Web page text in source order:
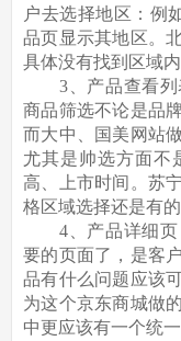
户去选择地区：例
品页显示其地区。
具体没有找到区域
3、产品查看列
商品筛选不论是品
而大中、国美网站
尤其是帅选方面不
高、上市时间。苏
格区域选择还是有
4、产品详细页
要的页面了，是客
品有什么问题应该
为这个京东商城做
中更应该有一个统